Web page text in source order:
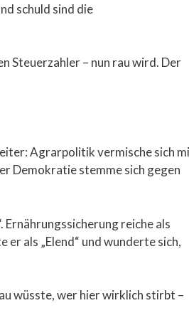
schuld sind die
Steuerzahler – nun rau wird. Der
Agrarpolitik vermische sich
Demokratie stemme sich gegen
Ernährungssicherung reiche als
als „Elend“ und wunderte sich,
wüsste, wer hier wirklich stirbt –